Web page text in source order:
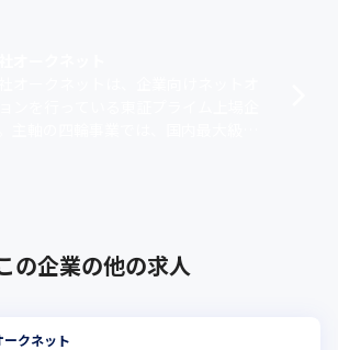
の企業の他の求人
クネット